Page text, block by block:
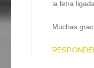
la letra ligada.
Muchas